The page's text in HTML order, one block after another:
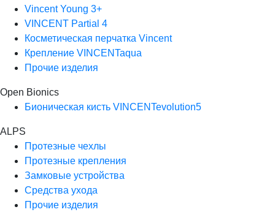
Vincent Young 3+
VINCENT Partial 4
Косметическая перчатка Vincent
Крепление VINCENTaqua
Прочие изделия
Open Bionics
Бионическая кисть VINCENTevolution5
ALPS
Протезные чехлы
Протезные крепления
Замковые устройства
Средства ухода
Прочие изделия